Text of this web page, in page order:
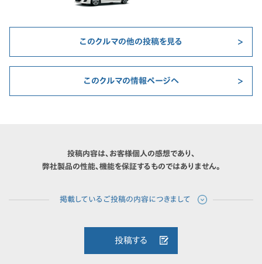
このクルマの他の投稿を見る
このクルマの情報ページへ
投稿内容は、お客様個人の感想であり、
弊社製品の性能、機能を保証するものではありません。
投稿する